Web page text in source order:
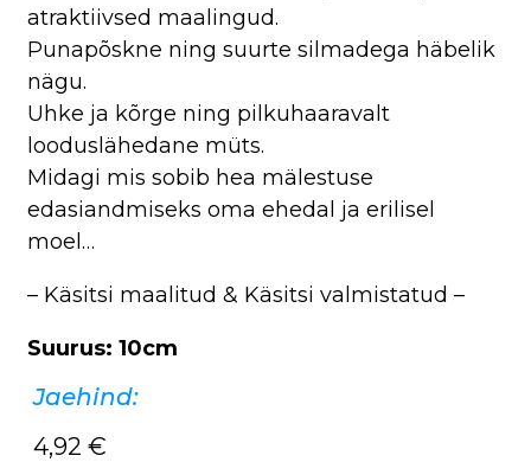
atraktiivsed maalingud.
Punapõskne ning suurte silmadega häbelik
nägu.
Uhke ja kõrge ning pilkuhaaravalt
looduslähedane müts.
Midagi mis sobib hea mälestuse
edasiandmiseks oma ehedal ja erilisel
moel…
– Käsitsi maalitud & Käsitsi valmistatud –
Suurus: 10cm
Jaehind:
4,92 €